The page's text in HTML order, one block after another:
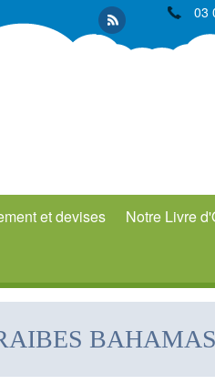
03
et devises Notre Livre